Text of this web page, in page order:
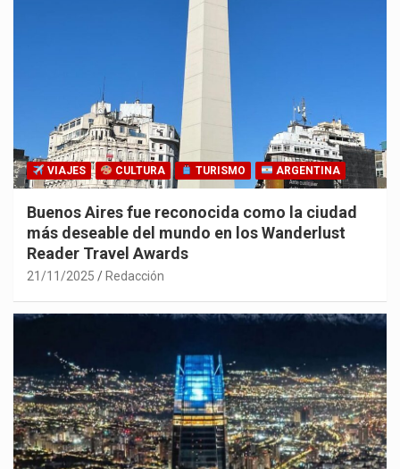
VIAJES CULTURA TURISMO ARGENTINA
Buenos Aires fue reconocida como la ciudad
más deseable del mundo en los Wanderlust
Reader Travel Awards
21/11/2025 Redacción